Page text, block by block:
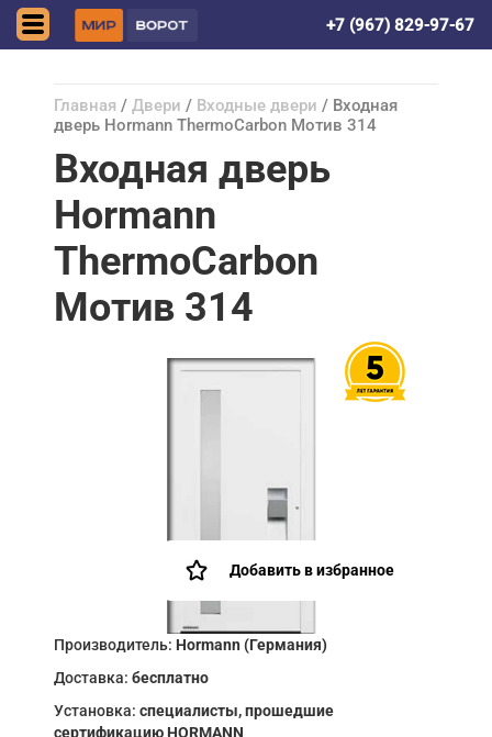
+7 (967) 829-97-67
Главная / Двери / Входные двери / Входная
дверь Hormann ThermoCarbon Мотив 314
Входная дверь
Hormann
ThermoCarbon
Мотив 314
Добавить в избранное
Производитель: Hormann (Германия)
Доставка: бесплатно
Установка: специалисты, прошедшие
сертификацию HORMANN